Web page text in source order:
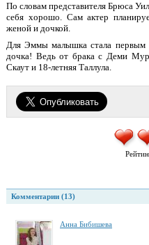
По словам представителя Брюса
себя хорошо. Сам актер
женой и дочкой.
Для Эммы малышка стала первым
дочка! Ведь от брака с Деми Мур
Скаут и 18-летняя Таллула.
Комментарии (13)
Анна Бибишева